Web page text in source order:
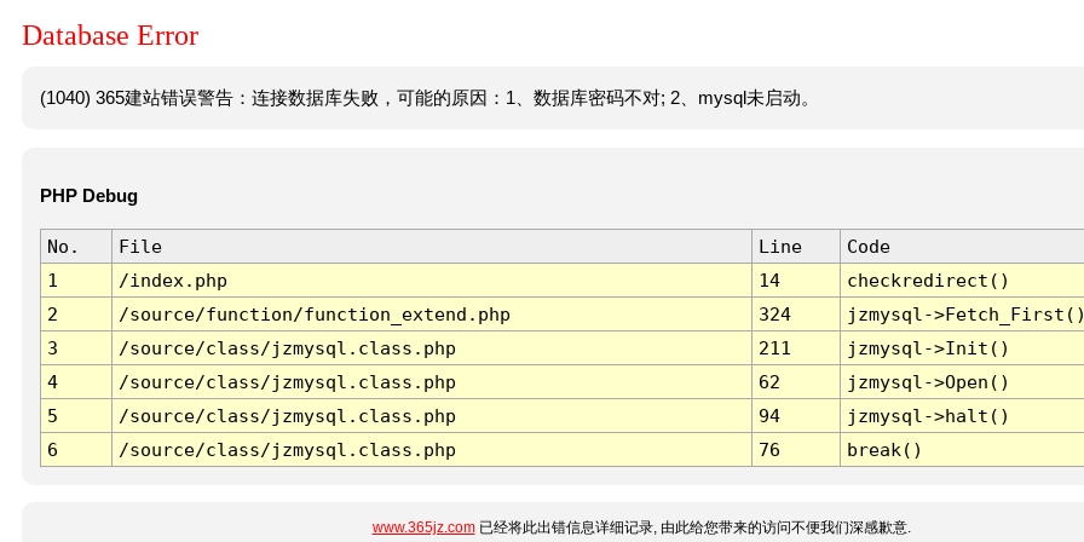
Database Error
(1040) 365建站错误警告：连接数据库失败，可能的原因：1、数据库密码不对; 2、mysql未启动。
PHP Debug
No. File Line
Code
1
/index.php 14
checkredirect()
2
/source/function/function_extend.php 324
jzmysql-
3
/source/class/jzmysql.class.php 211
jzmysql->Init()
4
/source/class/jzmysql.class.php 62
jzmysql->Open()
5
/source/class/jzmysql.class.php 94
jzmysql->halt()
6
/source/class/jzmysql.class.php 76 break()
www.365jz.com已经将此出错信息详细记录, 由此给您带来的访问不便我们深感歉意.